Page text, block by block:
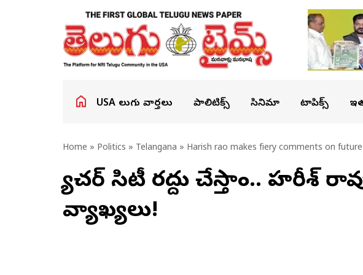
USA తెలుగు వార్తలు పాలిటిక్స్ సినిమా టాపిక్స్
Home » Politics » Telangana » Harish rao makes fiery comments on
ఫ్యూచర్ సిటీ రద్దు చేస్తాం.. హరీశ్
వ్యాఖ్యలు!